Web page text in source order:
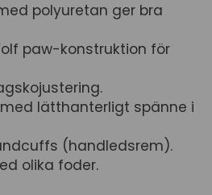
polyuretan ger bra
paw-konstruktion för
lätthanterligt spänne i
(handledsrem).
olika foder.